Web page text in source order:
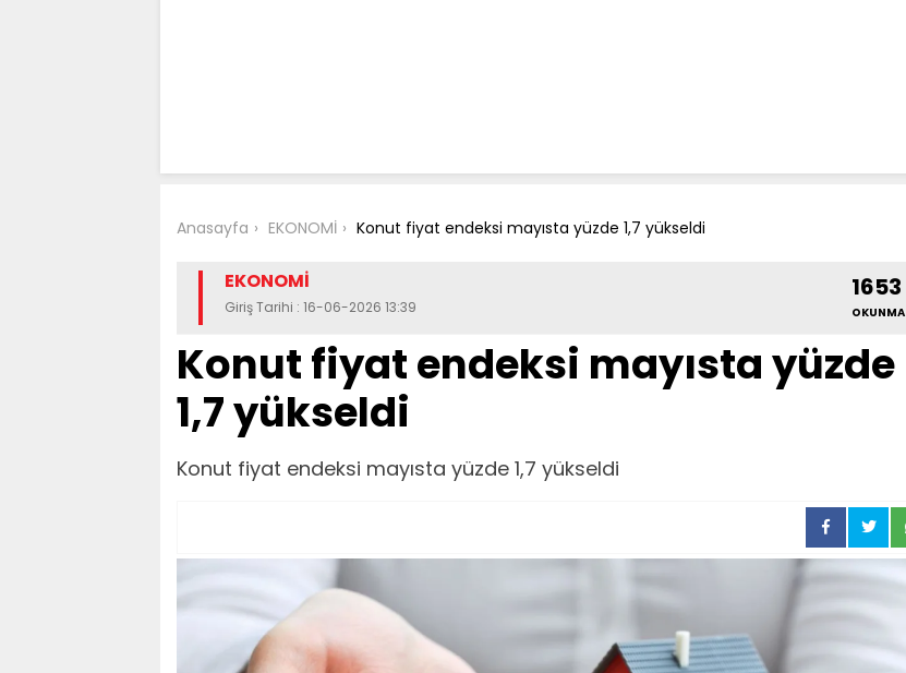
Anasayfa EKONOMİ Konut fiyat endeksi mayısta yüzde 1,7 yükseldi
EKONOMİ
Giriş Tarihi : 16-06-2026 13:39
1653
OKUNMA
Konut fiyat endeksi mayısta yüzde
1,7 yükseldi
Konut fiyat endeksi mayısta yüzde 1,7 yükseldi